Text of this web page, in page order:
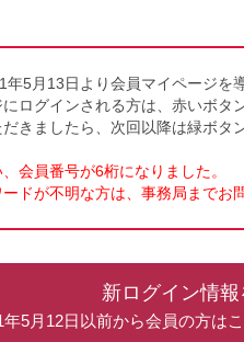
年5月13日より会員マイページを
ログインされる方は、赤いボタ
きましたら、次回以降は緑ボ
会員番号が6桁になりました。
ドが不明な方は、事務局までお
新ログイン情
年5月12日以前から会員の方は